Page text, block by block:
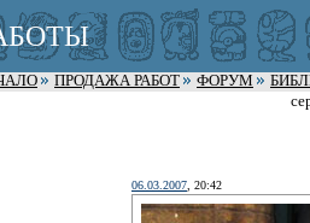
ПРОДАЖА РАБОТ ФОРУМ
06.03.2007 , 20:42